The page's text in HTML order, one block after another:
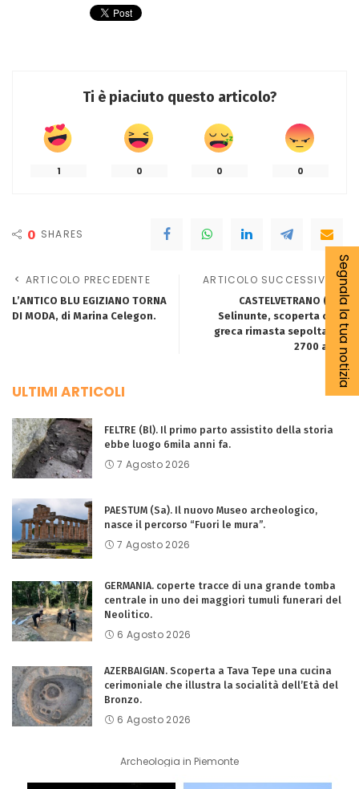
Ti è piaciuto questo articolo?
1 0 0 0
0 SHARES
ARTICOLO PRECEDENTE
L’ANTICO BLU EGIZIANO TORNA
DI MODA, di Marina Celegon.
ARTICOLO SUCCESSIVO
CASTELVETRANO (Tp).
Selinunte, scoperta città
greca rimasta sepolta per
2700 anni.
ULTIMI ARTICOLI
FELTRE (Bl). Il primo parto assistito della storia
ebbe luogo 6mila anni fa.
7 Agosto 2026
PAESTUM (Sa). Il nuovo Museo archeologico,
nasce il percorso “Fuori le mura”.
7 Agosto 2026
GERMANIA. coperte tracce di una grande tomba
centrale in uno dei maggiori tumuli funerari del
Neolitico.
6 Agosto 2026
AZERBAIGIAN. Scoperta a Tava Tepe una cucina
cerimoniale che illustra la socialità dell’Età del
Bronzo.
6 Agosto 2026
Archeologia in Piemonte
Segnala la tua notizia